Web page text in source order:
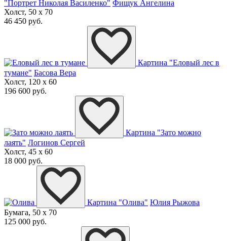
"Портрет Николая Василенко" Фищук Ангелина
Холст, 50 x 70
46 450 руб.
Картина "Еловый лес в
тумане" Басова Вера
Холст, 120 x 60
196 600 руб.
Картина "Зато можно
лаять" Логинов Сергей
Холст, 45 x 60
18 000 руб.
Картина "Олива" Юлия Рыжова
Бумага, 50 x 70
125 000 руб.